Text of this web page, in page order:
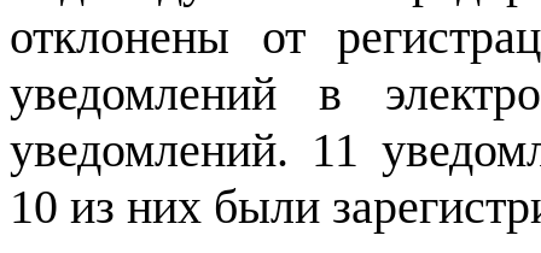
отклонены от
уведомлений в
уведомлений. 11
10 из них были